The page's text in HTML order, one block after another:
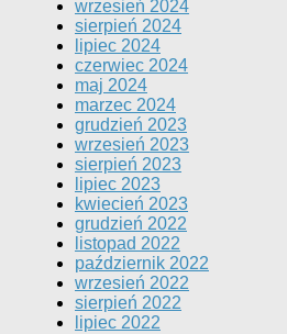
wrzesień 2024
sierpień 2024
lipiec 2024
czerwiec 2024
maj 2024
marzec 2024
grudzień 2023
wrzesień 2023
sierpień 2023
lipiec 2023
kwiecień 2023
grudzień 2022
listopad 2022
październik 2022
wrzesień 2022
sierpień 2022
lipiec 2022